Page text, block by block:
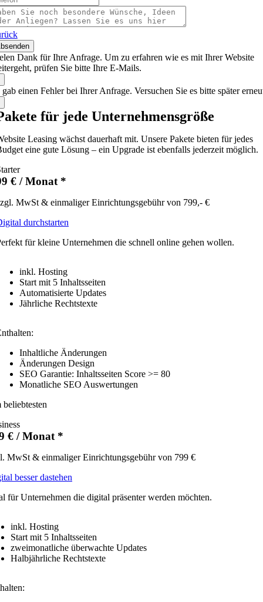
Dank für Ihre Anfrage. Um zu erfahren wie es mit Ihrer Website
prüfen Sie bitte Ihre E-Mails.
gab einen Fehler bei Ihrer Anfrage. Versuchen Sie es bitte später
für jede Unternehmensgröße
Leasing wächst dauerhaft mit. Unsere Pakete bieten für jedes
eine gute Lösung – ein Upgrade ist ebenfalls jederzeit möglich.
€ / Monat *
MwSt & einmaliger Einrichtungsgebühr von 799,- €
durchstarten
für kleine Unternehmen die schnell online gehen wollen.
inkl. Hosting
Start mit 5 Inhaltsseiten
Automatisierte Updates
Jährliche Rechtstexte
Inhaltliche Änderungen
Änderungen Design
SEO Garantie: Inhaltsseiten Score >= 80
Monatliche SEO Auswertungen
beliebtesten
€ / Monat *
MwSt & einmaliger Einrichtungsgebühr von 799 €
besser dastehen
für Unternehmen die digital präsenter werden möchten.
inkl. Hosting
Start mit 5 Inhaltsseiten
zweimonatliche überwachte Updates
Halbjährliche Rechtstexte